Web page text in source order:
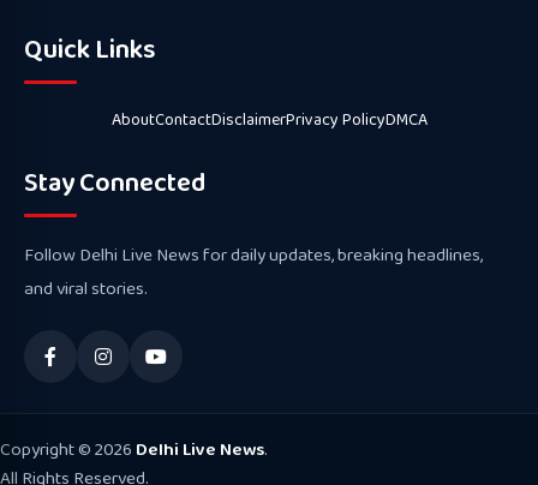
Quick Links
AboutContactDisclaimerPrivacy PolicyDMCA
Stay Connected
Follow Delhi Live News for daily updates, breaking headlines,
and viral stories.
Copyright © 2026 Delhi Live News.
All Rights Reserved.